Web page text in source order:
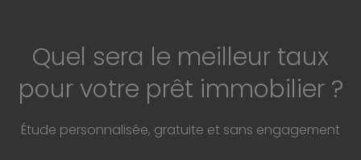
Quel sera le meilleur taux
pour votre prêt immobilier ?
Étude personnalisée, gratuite et sans engagement